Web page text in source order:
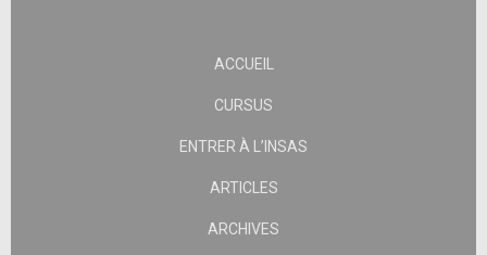
ACCUEIL
CURSUS
ENTRER À L’INSAS
ARTICLES
ARCHIVES